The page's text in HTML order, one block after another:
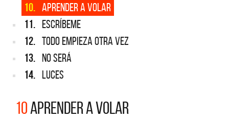
10. APRENDER A VOLAR
11. ESCRÍBEME
12. TODO EMPIEZA OTRA VEZ
13. NO SERÁ
14. LUCES
10APRENDER A VOLAR